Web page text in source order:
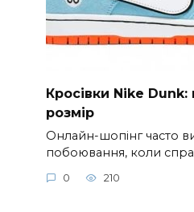
Кросівки Nike
розмір
Онлайн-шопінг часто
побоювання, коли
0 210